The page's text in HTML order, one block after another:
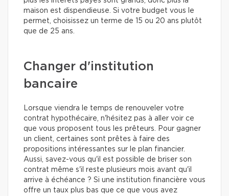
maison est dispendieuse. Si votre budget vous le
permet, choisissez un terme de 15 ou 20 ans plutôt
que de 25 ans.
Changer d'institution
bancaire
Lorsque viendra le temps de renouveler votre
contrat hypothécaire, n'hésitez pas à aller voir ce
que vous proposent tous les prêteurs. Pour gagner
un client, certaines sont prêtes à faire des
propositions intéressantes sur le plan financier.
Aussi, savez-vous qu'il est possible de briser son
contrat même s'il reste plusieurs mois avant qu'il
arrive à échéance ? Si une institution financière vous
offre un taux plus bas que ce que vous avez